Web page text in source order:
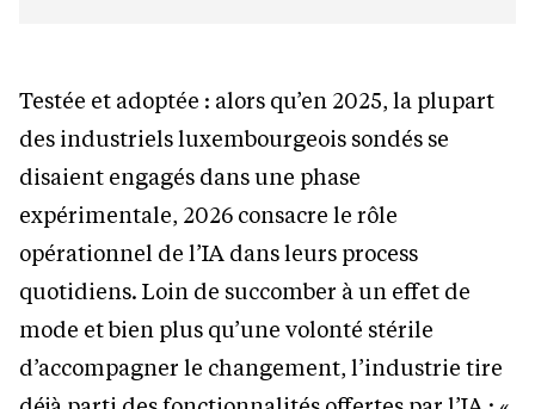
Testée et adoptée : alors qu’en 2025, la plupart
des industriels luxembourgeois sondés se
disaient engagés dans une phase
expérimentale, 2026 consacre le rôle
opérationnel de l’IA dans leurs process
quotidiens. Loin de succomber à un effet de
mode et bien plus qu’une volonté stérile
d’accompagner le changement, l’industrie tire